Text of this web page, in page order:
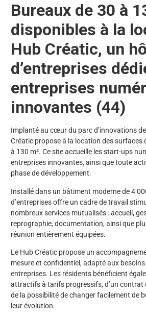
Bureaux de 30 à
disponibles à la
Hub Créatic, un
d’entreprises
entreprises
innovantes (44)
Implanté au cœur du parc d’innovations
Créatic propose à la location des surfaces
à 130 m². Ce site accueille les start-ups
entreprises innovantes, ainsi que toute
phase de développement.
Installé dans un bâtiment moderne de 4
d’entreprises offre un cadre de travail
nombreux services mutualisés : accueil,
reprographie, documentation, ainsi que
réunion entièrement équipées.
Le Hub Créatic propose un
mesure et confidentiel, adapté aux besoins
entreprises. Les résidents bénéficient
attractifs à tarifs progressifs, d’un contrat
de la possibilité de changer facilement de
leur évolution.